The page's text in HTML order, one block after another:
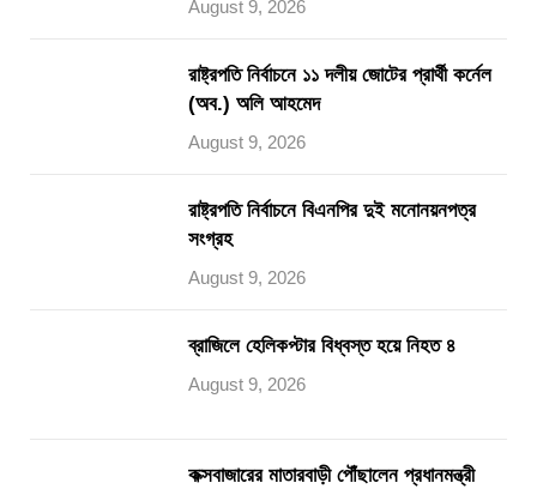
August 9, 2026
রাষ্ট্রপতি নির্বাচনে ১১ দলীয় জোটের প্রার্থী কর্নেল
(অব.) অলি আহমেদ
August 9, 2026
রাষ্ট্রপতি নির্বাচনে বিএনপির দুই মনোনয়নপত্র
সংগ্রহ
August 9, 2026
ব্রাজিলে হেলিকপ্টার বিধ্বস্ত হয়ে নিহত ৪
August 9, 2026
কক্সবাজারের মাতারবাড়ী পৌঁছালেন প্রধানমন্ত্রী